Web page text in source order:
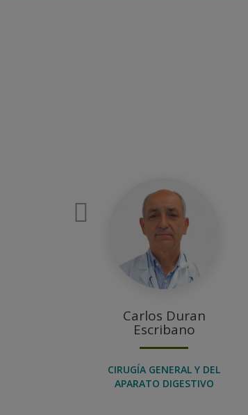
Carlos Duran
Escribano
CIRUGÍA GENERAL Y DEL
APARATO DIGESTIVO
Diapositiva
anterior